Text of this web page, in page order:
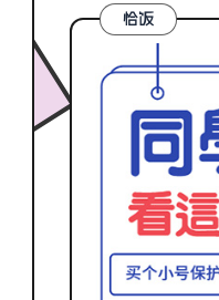
恰饭